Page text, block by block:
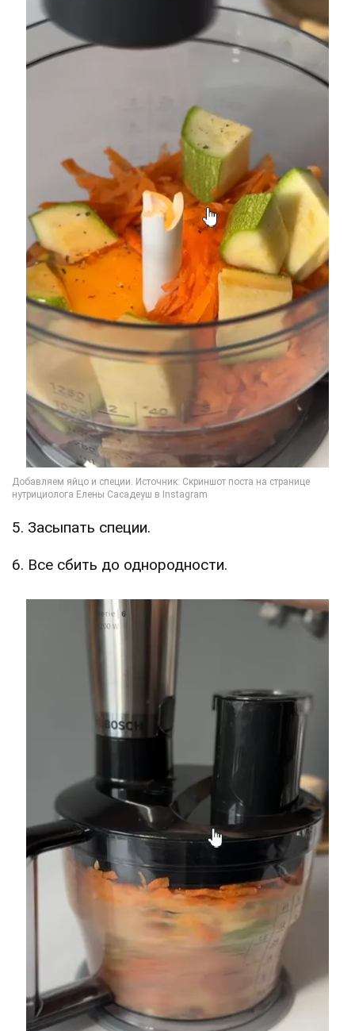
5. Засыпать специи.
6. Все сбить до однородности.